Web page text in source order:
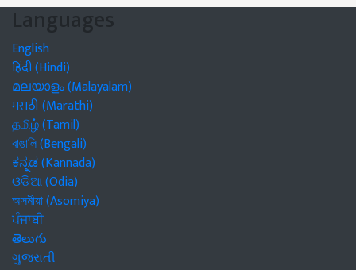
Languages
English
हिंदी (Hindi)
മലയാളം (Malayalam)
मराठी (Marathi)
தமிழ் (Tamil)
বাঙালি (Bengali)
ಕನ್ನಡ (Kannada)
ଓଡିଆ (Odia)
অসমীয়া (Asomiya)
ਪੰਜਾਬੀ
తెలుగు
ગુજરાતી